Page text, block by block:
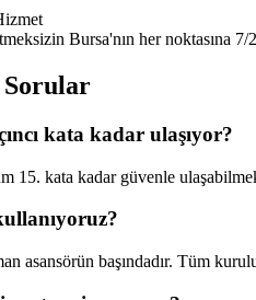
Bursa'nın her noktasına
Sorular
kata kadar ulaşıyor?
15. kata kadar güvenle
asansörün başındadır. Tüm